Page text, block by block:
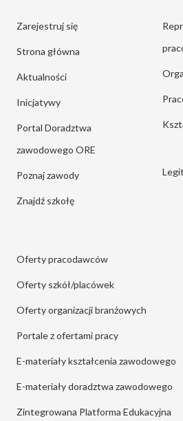
Zarejestruj się
Strona główna
Aktualności
Inicjatywy
Portal Doradztwa
zawodowego ORE
Poznaj zawody
Znajdź szkołę
Oferty pracodawców
Oferty szkół/placówek
Oferty organizacji branżowych
Portale z ofertami pracy
E-materiały kształcenia zawodowego
E-materiały doradztwa zawodowego
Zintegrowana Platforma Edukacyjna